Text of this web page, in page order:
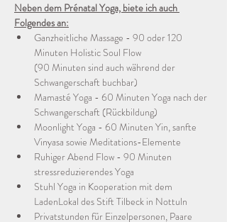
Neben dem Prénatal Yoga, biete ich auch
Folgendes an:
Ganzheitliche Massage - 90 oder 120
Minuten Holistic Soul Flow
(90 Minuten sind auch während der
Schwangerschaft buchbar)
Mamasté Yoga - 60 Minuten Yoga nach der
Schwangerschaft (Rückbildung)
Moonlight Yoga - 60 Minuten Yin, sanfte
Vinyasa sowie Meditations-Elemente
Ruhiger Abend Flow - 90 Minuten
stressreduzierendes Yoga
Stuhl Yoga in Kooperation mit dem
LadenLokal des Stift Tilbeck in Nottuln
Privatstunden für Einzelpersonen, Paare